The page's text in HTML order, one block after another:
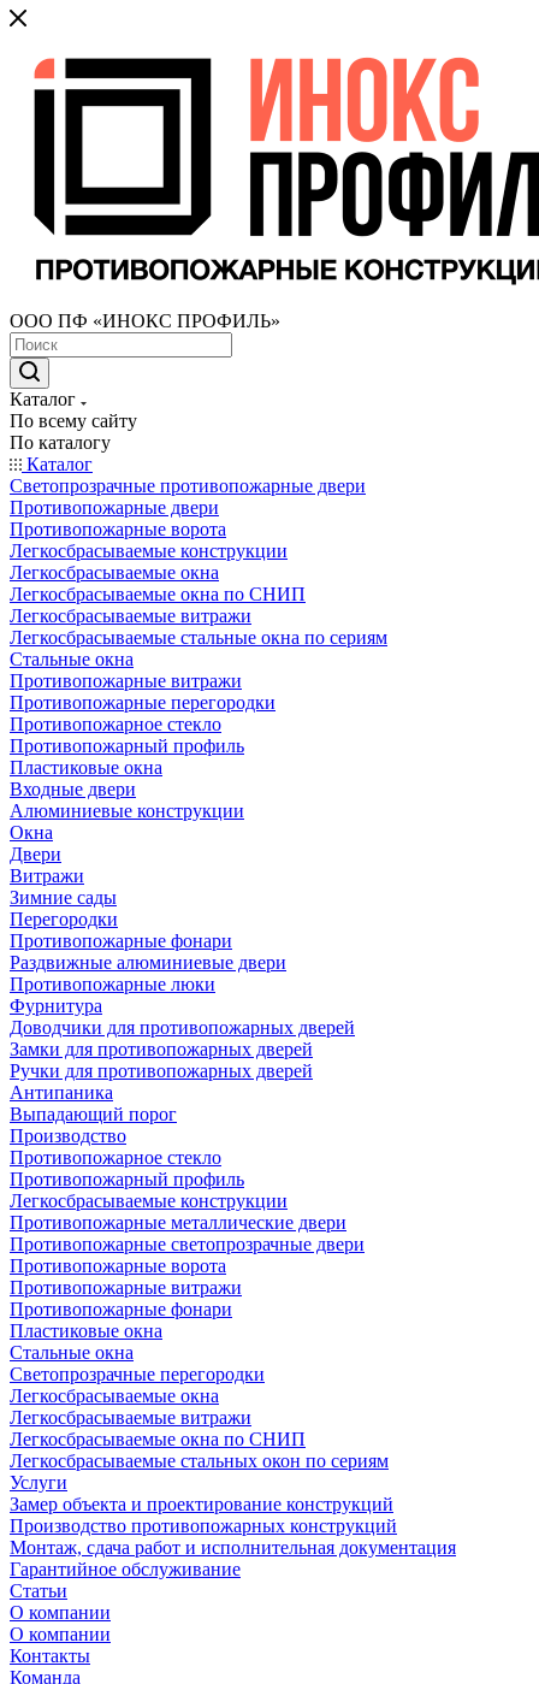
ООО ПФ «ИНОКС ПРОФИЛЬ»
Каталог
По всему сайту
По каталогу
Каталог
Светопрозрачные противопожарные двери
Противопожарные двери
Противопожарные ворота
Легкосбрасываемые конструкции
Легкосбрасываемые окна
Легкосбрасываемые окна по СНИП
Легкосбрасываемые витражи
Легкосбрасываемые стальные окна по сериям
Стальные окна
Противопожарные витражи
Противопожарные перегородки
Противопожарное стекло
Противопожарный профиль
Пластиковые окна
Входные двери
Алюминиевые конструкции
Окна
Двери
Витражи
Зимние сады
Перегородки
Противопожарные фонари
Раздвижные алюминиевые двери
Противопожарные люки
Фурнитура
Доводчики для противопожарных дверей
Замки для противопожарных дверей
Ручки для противопожарных дверей
Антипаника
Выпадающий порог
Производство
Противопожарное стекло
Противопожарный профиль
Легкосбрасываемые конструкции
Противопожарные металлические двери
Противопожарные светопрозрачные двери
Противопожарные ворота
Противопожарные витражи
Противопожарные фонари
Пластиковые окна
Стальные окна
Светопрозрачные перегородки
Легкосбрасываемые окна
Легкосбрасываемые витражи
Легкосбрасываемые окна по СНИП
Легкосбрасываемые стальных окон по сериям
Услуги
Замер объекта и проектирование конструкций
Производство противопожарных конструкций
Монтаж, сдача работ и исполнительная документация
Гарантийное обслуживание
Статьи
О компании
О компании
Контакты
Команда